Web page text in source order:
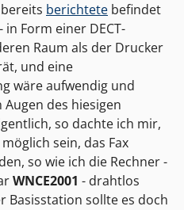
berichtete befindet
Form einer DECT-
Raum als der Drucker
und eine
wäre aufwendig und
des hiesigen
so dachte ich mir,
sein, das Fax
so wie ich die Rechner -
WNCE2001 - drahtlos
Basisstation sollte es doch